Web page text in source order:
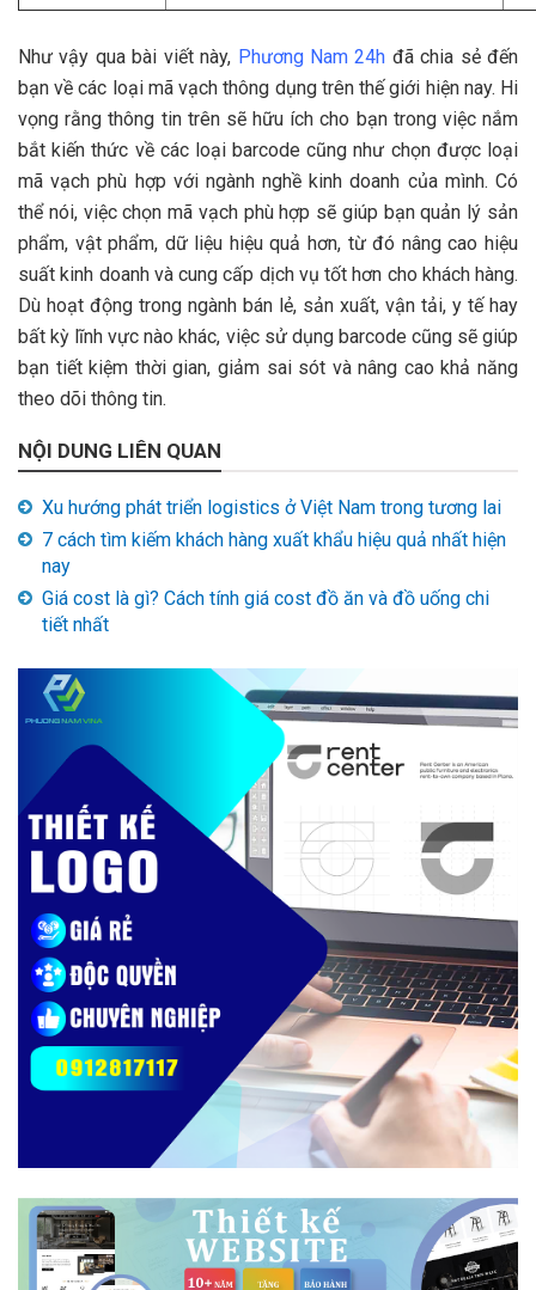
Như vậy qua bài viết này, Phương Nam 24h đã chia sẻ đến
bạn về các loại mã vạch thông dụng trên thế giới hiện nay. Hi
vọng rằng thông tin trên sẽ hữu ích cho bạn trong việc nắm
bắt kiến thức về các loại barcode cũng như chọn được loại
mã vạch phù hợp với ngành nghề kinh doanh của mình. Có
thể nói, việc chọn mã vạch phù hợp sẽ giúp bạn quản lý sản
phẩm, vật phẩm, dữ liệu hiệu quả hơn, từ đó nâng cao hiệu
suất kinh doanh và cung cấp dịch vụ tốt hơn cho khách hàng.
Dù hoạt động trong ngành bán lẻ, sản xuất, vận tải, y tế hay
bất kỳ lĩnh vực nào khác, việc sử dụng barcode cũng sẽ giúp
bạn tiết kiệm thời gian, giảm sai sót và nâng cao khả năng
theo dõi thông tin.
NỘI DUNG LIÊN QUAN
Xu hướng phát triển logistics ở Việt Nam trong tương lai
7 cách tìm kiếm khách hàng xuất khẩu hiệu quả nhất hiện
nay
Giá cost là gì? Cách tính giá cost đồ ăn và đồ uống chi
tiết nhất